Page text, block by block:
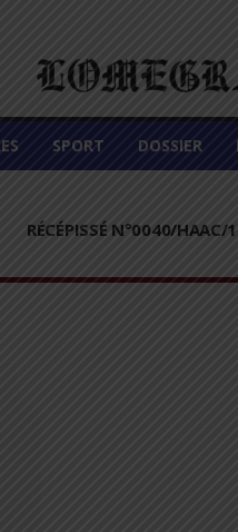
SPORT DOSSIER
RÉCÉPISSÉ N°0040/